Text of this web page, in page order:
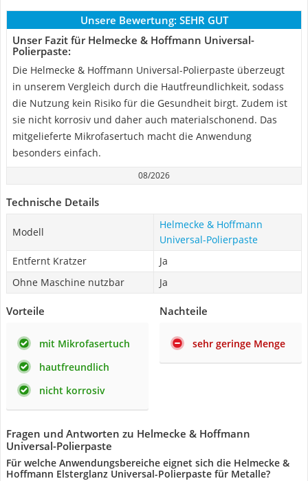
Unsere Bewertung: SEHR GUT
Unser Fazit für Helmecke & Hoffmann Universal-
Polierpaste:
Die Helmecke & Hoffmann Universal-Polierpaste überzeugt
in unserem Vergleich durch die Hautfreundlichkeit, sodass
die Nutzung kein Risiko für die Gesundheit birgt. Zudem ist
sie nicht korrosiv und daher auch materialschonend. Das
mitgelieferte Mikrofasertuch macht die Anwendung
besonders einfach.
08/2026
Technische Details
Modell
Helmecke & Hoffmann
Universal-Polierpaste
Entfernt Kratzer
Ja
Ohne Maschine nutzbar
Ja
Vorteile
mit Mikrofasertuch
hautfreundlich
nicht korrosiv
Nachteile
sehr geringe Menge
Fragen und Antworten zu Helmecke & Hoffmann
Universal-Polierpaste
Für welche Anwendungsbereiche eignet sich die Helmecke &
Hoffmann Elsterglanz Universal-Polierpaste für Metalle?